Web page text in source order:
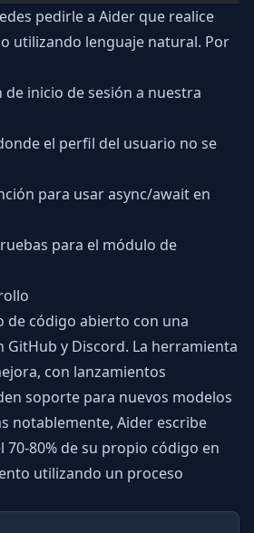
pedirle a Aider que realice
utilizando lenguaje natural. Por
de inicio de sesión a nuestra
el perfil del usuario no se
para usar async/await en
para el módulo de
de código abierto con una
GitHub y Discord. La herramienta
con lanzamientos
soporte para nuevos modelos
notablemente, Aider escribe
80% de su propio código en
utilizando un proceso